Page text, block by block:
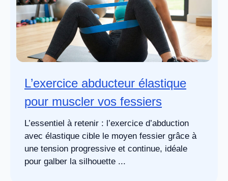
L’exercice abducteur élastique
pour muscler vos fessiers
L’essentiel à retenir : l’exercice d’abduction
avec élastique cible le moyen fessier grâce à
une tension progressive et continue, idéale
pour galber la silhouette ...